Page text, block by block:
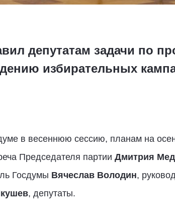
депутатам задачи по
избирательных
в весеннюю сессию, планам на
Председателя партии Дмитрия
Госдумы Вячеслав Володин,
, депутаты.